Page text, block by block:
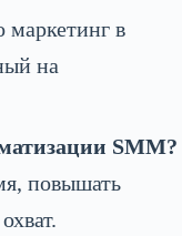
в
на
SMM?
повышать